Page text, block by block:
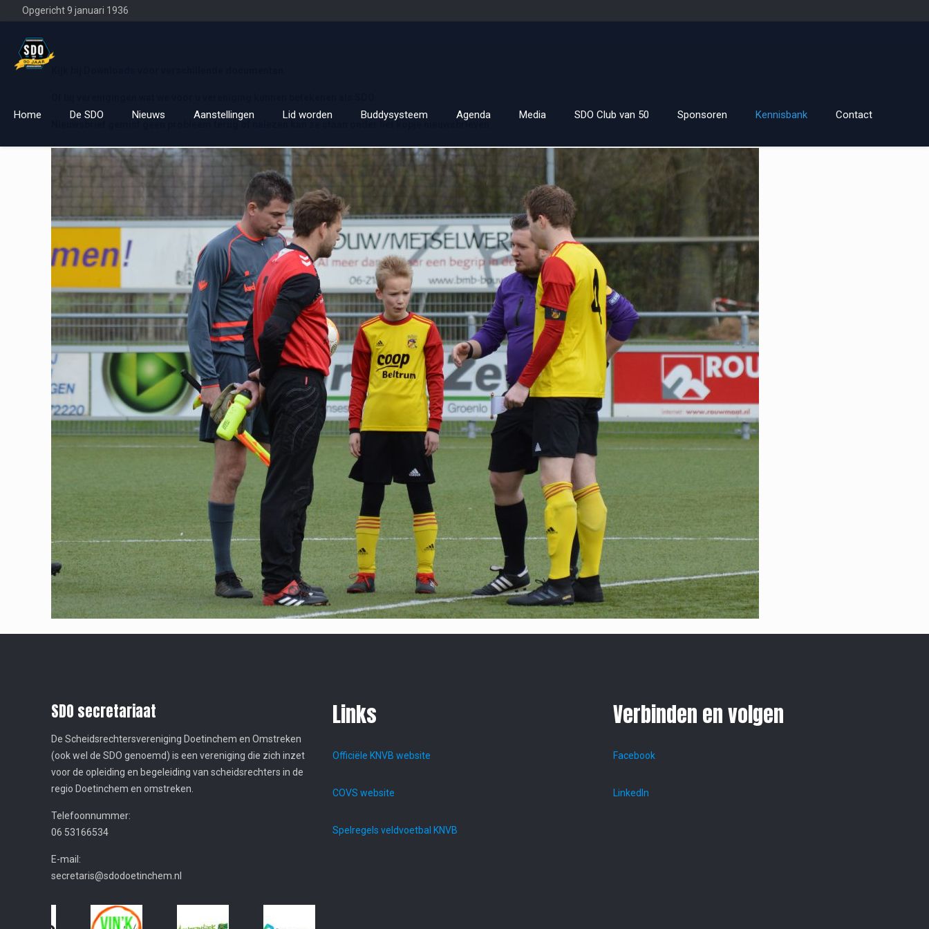
Opgericht 9 januari 1936
Home De SDO Nieuws Aanstellingen Lid worden Buddysysteem Agenda Media SDO Club van 50 Sponsoren Kennisbank Contact
SDO secretariaat
De Scheidsrechtersvereniging Doetinchem en Omstreken
(ook wel de SDO genoemd) is een vereniging die zich inzet
voor de opleiding en begeleiding van scheidsrechters in de
regio Doetinchem en omstreken.
Telefoonnummer:
06 53166534
E-mail:
secretaris@sdodoetinchem.nl
Links
Officiële KNVB website
COVS website
Spelregels veldvoetbal KNVB
Verbinden en volgen
Facebook
LinkedIn